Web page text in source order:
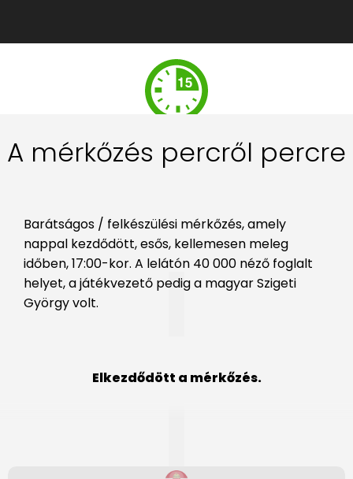
A mérkőzés percről percre
Barátságos / felkészülési mérkőzés, amely
nappal kezdődött, esős, kellemesen meleg
időben, 17:00-kor. A lelátón 40 000 néző foglalt
helyet, a játékvezető pedig a magyar Szigeti
György volt.
Elkezdődött a mérkőzés.